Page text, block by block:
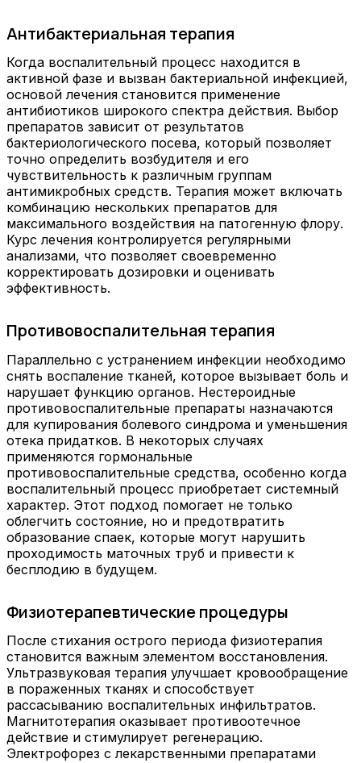
Антибактериальная терапия
Когда воспалительный процесс находится в
активной фазе и вызван бактериальной инфекцией,
основой лечения становится применение
антибиотиков широкого спектра действия. Выбор
препаратов зависит от результатов
бактериологического посева, который позволяет
точно определить возбудителя и его
чувствительность к различным группам
антимикробных средств. Терапия может включать
комбинацию нескольких препаратов для
максимального воздействия на патогенную флору.
Курс лечения контролируется регулярными
анализами, что позволяет своевременно
корректировать дозировки и оценивать
эффективность.
Противовоспалительная терапия
Параллельно с устранением инфекции необходимо
снять воспаление тканей, которое вызывает боль и
нарушает функцию органов. Нестероидные
противовоспалительные препараты назначаются
для купирования болевого синдрома и уменьшения
отека придатков. В некоторых случаях
применяются гормональные
противовоспалительные средства, особенно когда
воспалительный процесс приобретает системный
характер. Этот подход помогает не только
облегчить состояние, но и предотвратить
образование спаек, которые могут нарушить
проходимость маточных труб и привести к
бесплодию в будущем.
Физиотерапевтические процедуры
После стихания острого периода физиотерапия
становится важным элементом восстановления.
Ультразвуковая терапия улучшает кровообращение
в пораженных тканях и способствует
рассасыванию воспалительных инфильтратов.
Магнитотерапия оказывает противоотечное
действие и стимулирует регенерацию.
Электрофорез с лекарственными препаратами